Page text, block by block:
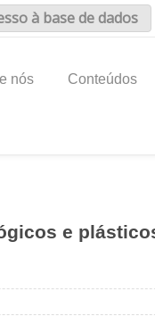
à base de dados
nós Conteúdos
e